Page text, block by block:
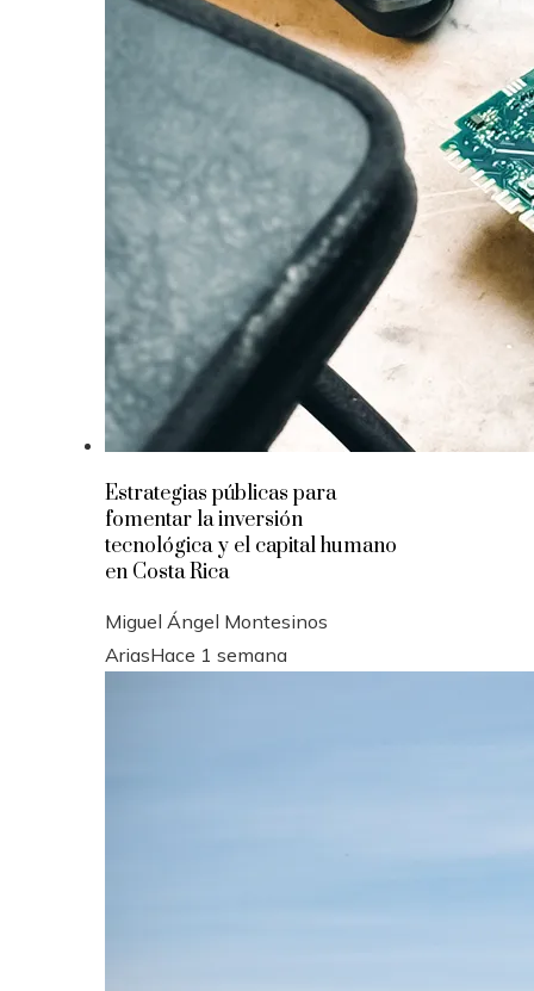
Estrategias públicas para
fomentar la inversión
tecnológica y el capital humano
en Costa Rica
Miguel Ángel Montesinos
AriasHace 1 semana